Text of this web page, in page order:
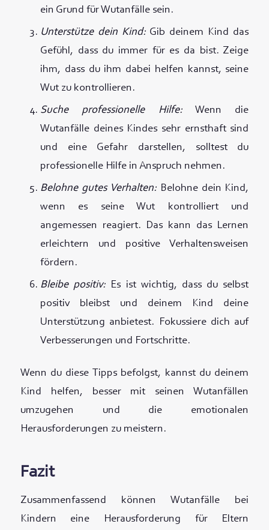
ein Grund für Wutanfälle sein.
Unterstütze dein Kind: Gib deinem Kind das
Gefühl, dass du immer für es da bist. Zeige
ihm, dass du ihm dabei helfen kannst, seine
Wut zu kontrollieren.
Suche professionelle Hilfe:Wenn die
Wutanfälle deines Kindes sehr ernsthaft sind
und eine Gefahr darstellen, solltest du
professionelle Hilfe in Anspruch nehmen.
Belohne gutes Verhalten:Belohne dein Kind,
wenn es seine Wut kontrolliert und
angemessen reagiert. Das kann das Lernen
erleichtern und positive Verhaltensweisen
fördern.
Bleibe positiv: Es ist wichtig, dass du selbst
positiv bleibst und deinem Kind deine
Unterstützung anbietest. Fokussiere dich auf
Verbesserungen und Fortschritte.
Wenn du diese Tipps befolgst, kannst du deinem
Kind helfen, besser mit seinen Wutanfällen
umzugehen und die emotionalen
Herausforderungen zu meistern.
Fazit
Zusammenfassend können Wutanfälle bei
Kindern eine Herausforderung für Eltern